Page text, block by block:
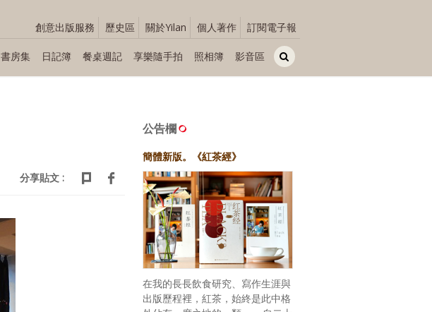
創意出版服務 歷史區 關於Yilan 個人著作 訂閱電子報
書房集 日記簿 餐桌週記 享樂隨手拍 照相簿 影音區
分享貼文 :
公告欄
簡體新版。《紅茶經》
在我的長長飲食研究、寫作生涯與
出版歷程裡，紅茶，始終是此中格